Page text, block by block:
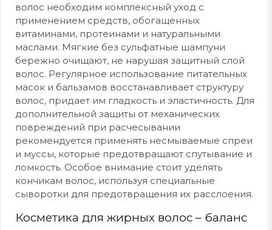
волос необходим комплексный уход с
применением средств, обогащенных
витаминами, протеинами и натуральными
маслами. Мягкие без сульфатные шампуни
бережно очищают, не нарушая защитный слой
волос. Регулярное использование питательных
масок и бальзамов восстанавливает структуру
волос, придает им гладкость и эластичность. Для
дополнительной защиты от механических
повреждений при расчесывании
рекомендуется применять несмываемые спреи
и муссы, которые предотвращают спутывание и
ломкость. Особое внимание стоит уделять
кончикам волос, используя специальные
сыворотки для предотвращения их расслоения.
Косметика для жирных волос – баланс